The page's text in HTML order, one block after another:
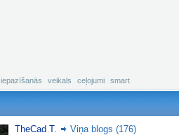
iepazīšanās veikals ceļojumi smart
TheCad T. Viņa blogs (176)